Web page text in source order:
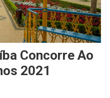
Concorre Ao
2021